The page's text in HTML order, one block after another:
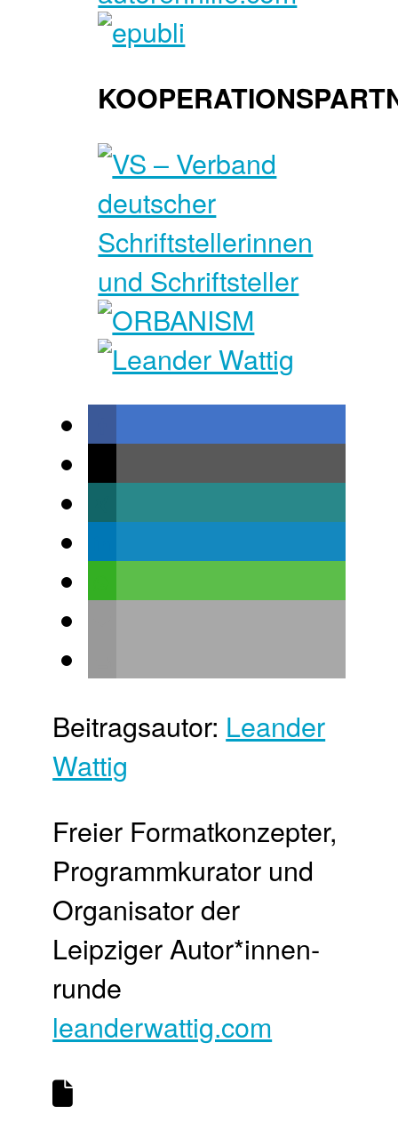
Beitragsautor: Leander
Wattig
Freier Format­konzepter,
Programm­kurator und
Organisator der
Leipziger Autor*innen­
runde
leanderwattig.com